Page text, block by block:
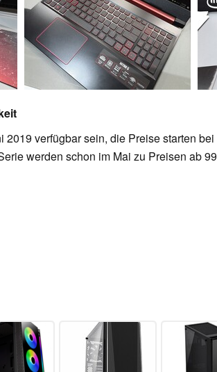
2019 verfügbar sein, die Preise starten
werden schon im Mai zu Preisen ab